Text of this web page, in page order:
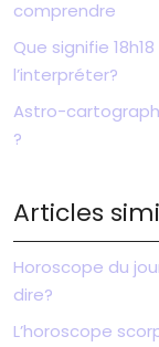
comprendre
Que signifie
l’interpréter?
Astro-
?
Articles
Horoscope du
dire?
L’horoscope